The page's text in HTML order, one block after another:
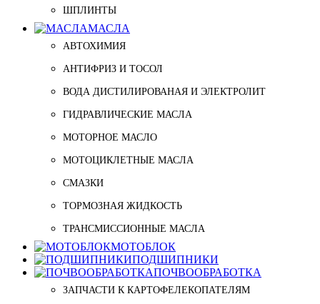
ШПЛИНТЫ
МАСЛА
АВТОХИМИЯ
АНТИФРИЗ И ТОСОЛ
ВОДА ДИСТИЛИРОВАНАЯ И ЭЛЕКТРОЛИТ
ГИДРАВЛИЧЕСКИЕ МАСЛА
МОТОРНОЕ МАСЛО
МОТОЦИКЛЕТНЫЕ МАСЛА
СМАЗКИ
ТОРМОЗНАЯ ЖИДКОСТЬ
ТРАНСМИССИОННЫЕ МАСЛА
МОТОБЛОК
ПОДШИПНИКИ
ПОЧВООБРАБОТКА
ЗАПЧАСТИ К КАРТОФЕЛЕКОПАТЕЛЯМ